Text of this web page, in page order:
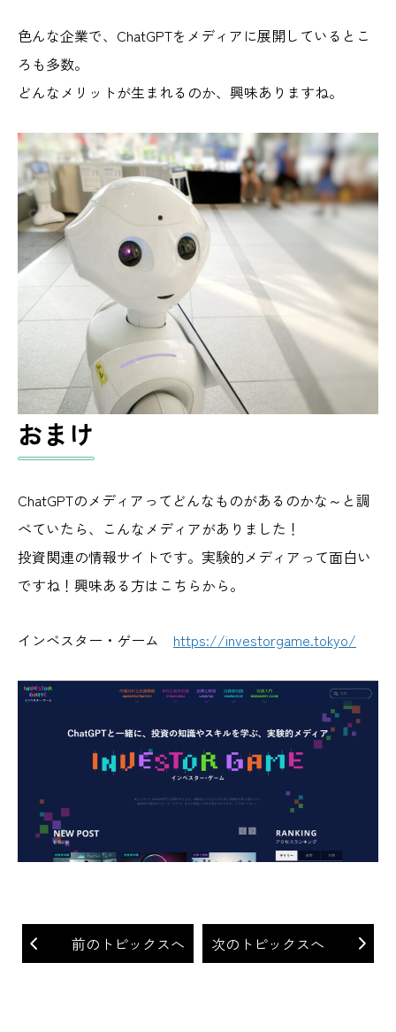
色んな企業で、ChatGPTをメディアに展開しているとこ
ろも多数。
どんなメリットが生まれるのか、興味ありますね。
おまけ
ChatGPTのメディアってどんなものがあるのかな～と調
べていたら、こんなメディアがありました！
投資関連の情報サイトです。実験的メディアって面白い
ですね！興味ある方はこちらから。
インベスター・ゲーム https://investorgame.tokyo/
前のトピックスへ 次のトピックスへ